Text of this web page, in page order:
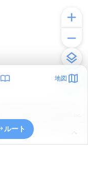
地図
ルート